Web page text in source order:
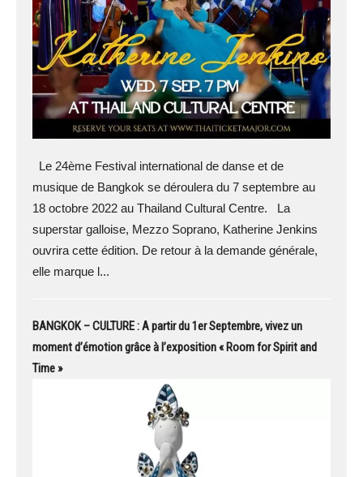
Le 24ème Festival international de danse et de
musique de Bangkok se déroulera du 7 septembre au
18 octobre 2022 au Thailand Cultural Centre. La
superstar galloise, Mezzo Soprano, Katherine Jenkins
ouvrira cette édition. De retour à la demande générale,
elle marque l...
BANGKOK – CULTURE : A partir du 1er Septembre, vivez un
moment d’émotion grâce à l’exposition « Room for Spirit and
Time »